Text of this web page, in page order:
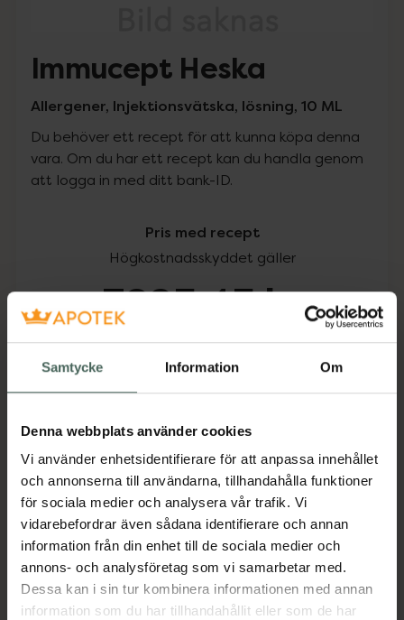
Samtycke Information Om
Denna webbplats använder cookies
Vi använder enhetsidentifierare för att anpassa innehållet
och annonserna till användarna, tillhandahålla funktioner
för sociala medier och analysera vår trafik. Vi
vidarebefordrar även sådana identifierare och annan
information från din enhet till de sociala medier och
annons- och analysföretag som vi samarbetar med.
Dessa kan i sin tur kombinera informationen med annan
information som du har tillhandahållit eller som de har
Immucept Heska
Allergener, Injektionsvätska, lösning, 10 ML
Du behöver ett recept för att kunna köpa denna
vara. Om du har ett recept kan du handla genom
att logga in med ditt bank-ID.
Pris med recept
Högkostnadsskyddet gäller
3295,45 kr
I apotek:3295,45 kr
Aktuella erbjudanden
Beskrivning
Läs alltid bipacksedeln innan
användning.